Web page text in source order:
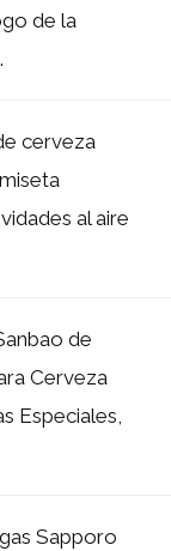
de la
cerveza
al aire
de
Cerveza
Especiales,
Sapporo